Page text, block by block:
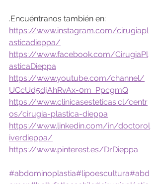
.Encuéntranos también en:
https://www.instagram.com/cirugiapl
asticadieppa/
https://www.facebook.com/CirugiaPl
asticaDieppa
https://www.youtube.com/channel/
UCcUd5djAhRvAx-0m_PpcgmQ
https://www.clinicasesteticas.cl/centr
os/cirugia-plastica-dieppa
https://www.linkedin.com/in/doctorol
iverdieppa/
https://www.pinterest.es/DrDieppa
#abdominoplastia#lipoescultura#abd